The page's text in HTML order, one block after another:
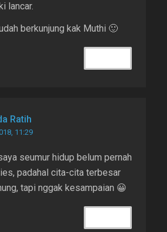
lancar.
berkunjung kak Muthi 🙂
Ratih
11:29
seumur hidup belum pernah
padahal cita-cita terbesar
tapi nggak kesampaian 😀